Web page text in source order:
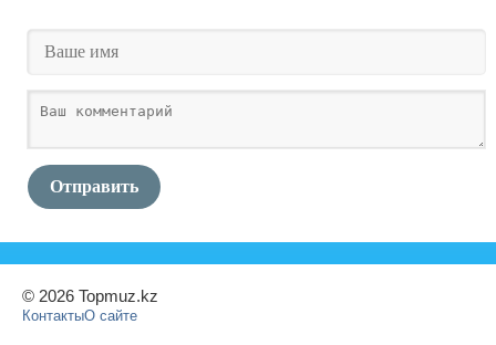
Отправить
© 2026 Topmuz.kz
КонтактыО сайте